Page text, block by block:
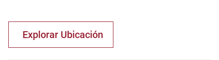
Explorar Ubicación